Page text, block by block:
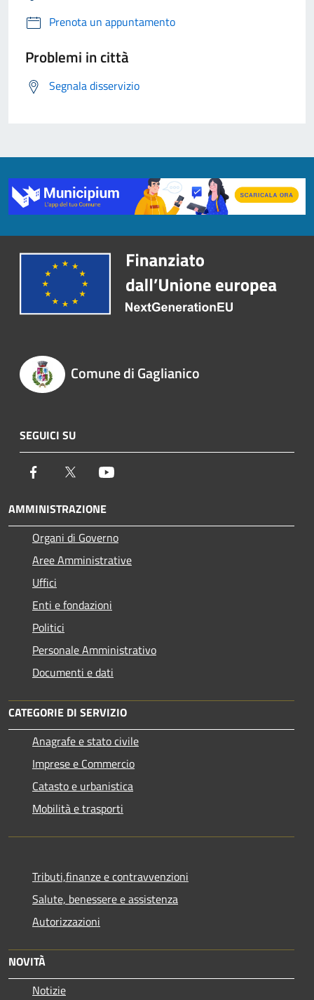
Prenota un appuntamento
Problemi in città
Segnala disservizio
Comune di Gaglianico
SEGUICI SU
Facebook Twitter
AMMINISTRAZIONE
Organi di Governo
Aree Amministrative
Uffici
Enti e fondazioni
Politici
Personale Amministrativo
Documenti e dati
CATEGORIE DI SERVIZIO
Anagrafe e stato civile
Imprese e Commercio
Catasto e urbanistica
Mobilità e trasporti
Tributi,finanze e contravvenzioni
Salute, benessere e assistenza
Autorizzazioni
NOVITÀ
Notizie